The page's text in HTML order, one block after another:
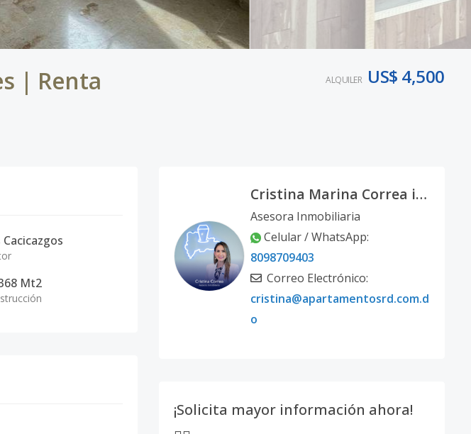
| Renta
ALQUILER US$ 4,500
Cacicazgos
Mt2
Cristina Marina Correa infante
Asesora Inmobiliaria
Celular / WhatsApp:
8098709403
Correo Electrónico:
cristina@apartamentosrd.com.d
o
¡Solicita mayor información ahora!